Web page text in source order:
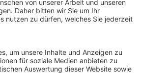
geltend gemacht werden